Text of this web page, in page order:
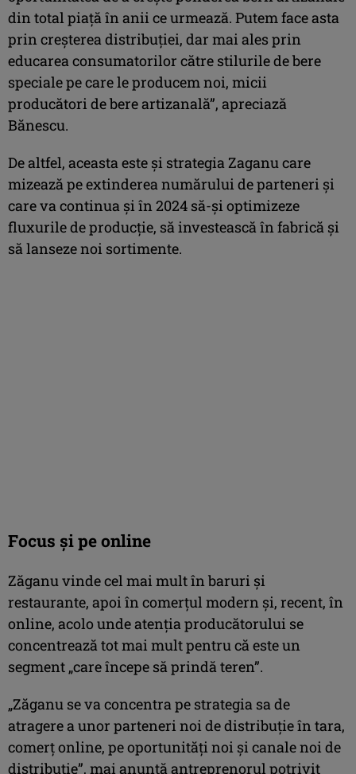
din total piață în anii ce urmează. Putem face asta
prin creșterea distribuției, dar mai ales prin
educarea consumatorilor către stilurile de bere
speciale pe care le producem noi, micii
producători de bere artizanală”, apreciază
Bănescu.
De altfel, aceasta este și strategia Zaganu care
mizează pe extinderea numărului de parteneri și
care va continua și în 2024 să-și optimizeze
fluxurile de producție, să investească în fabrică și
să lanseze noi sortimente.
Focus și pe online
Zăganu vinde cel mai mult în baruri și
restaurante, apoi în comerțul modern și, recent, în
online, acolo unde atenția producătorului se
concentrează tot mai mult pentru că este un
segment „care începe să prindă teren”.
„Zăganu se va concentra pe strategia sa de
atragere a unor parteneri noi de distribuție în tara,
comerț online, pe oportunități noi și canale noi de
distribuție”, mai anunță antreprenorul potrivit